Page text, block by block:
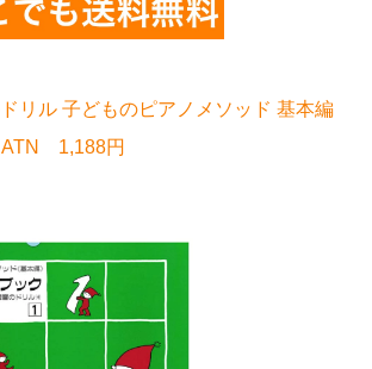
リル 子どものピアノメソッド 基本編
ATN 1,188円